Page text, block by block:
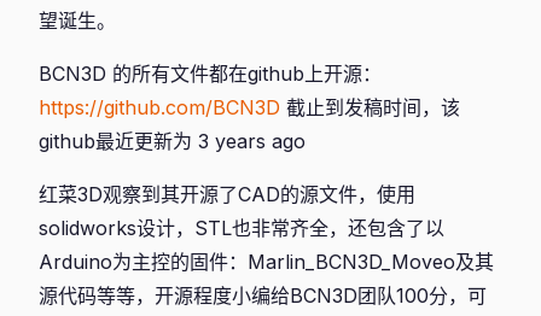
望诞生。
BCN3D 的所有文件都在github上开源：
https://github.com/BCN3D 截止到发稿时间，该
github最近更新为 3 years ago
红菜3D观察到其开源了CAD的源文件，使用
solidworks设计，STL也非常齐全，还包含了以
Arduino为主控的固件：Marlin_BCN3D_Moveo及其
源代码等等，开源程度小编给BCN3D团队100分，可